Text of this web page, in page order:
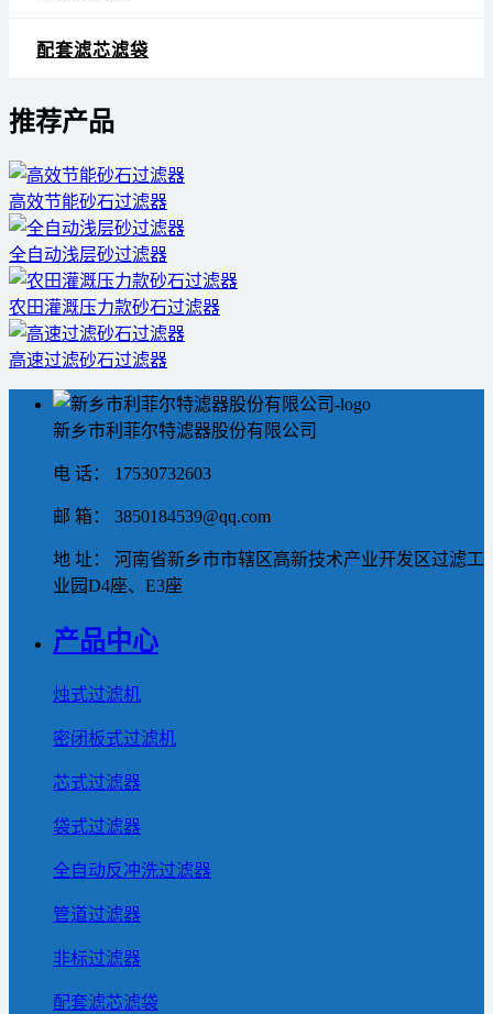
配套滤芯滤袋
推荐产品
高效节能砂石过滤器
全自动浅层砂过滤器
农田灌溉压力款砂石过滤器
高速过滤砂石过滤器
新乡市利菲尔特滤器股份有限公司
电 话： 17530732603
邮 箱： 3850184539@qq.com
地 址： 河南省新乡市市辖区高新技术产业开发区过滤工
业园D4座、E3座
产品中心
烛式过滤机
密闭板式过滤机
芯式过滤器
袋式过滤器
全自动反冲洗过滤器
管道过滤器
非标过滤器
配套滤芯滤袋